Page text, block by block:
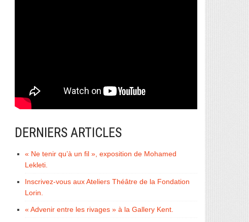
DERNIERS ARTICLES
« Ne tenir qu’à un fil », exposition de Mohamed
Lekleti.
Inscrivez-vous aux Ateliers Théâtre de la Fondation
Lorin.
« Advenir entre les rivages » à la Gallery Kent.